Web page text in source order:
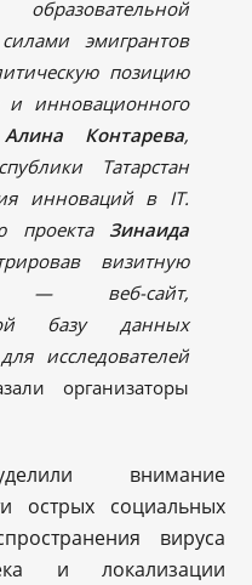
эмигрантов
позицию
инновационного
Алина Контарева,
Татарстан
инноваций в IT.
проекта Зинаида
визитную
— веб-сайт,
базу данных
исследователей
организаторы
внимание
острых социальных
вируса
и локализации